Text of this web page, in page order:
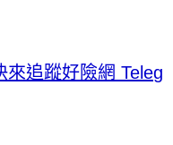
追蹤好險網 Teleg